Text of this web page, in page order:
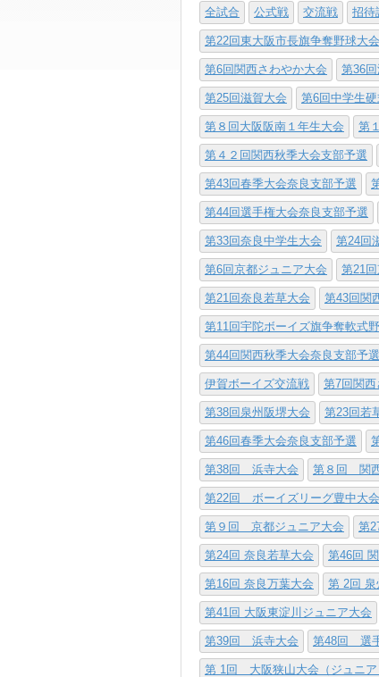
全試合 公式戦 交流戦 招待
第22回東大阪市長旗争奪野球大会
第6回関西さわやか大会 第36
第25回滋賀大会 第6回中学生
第８回大阪阪南１年生大会 第
第４２回関西秋季大会支部予選
第43回春季大会奈良支部予選
第44回選手権大会奈良支部予選
第33回奈良中学生大会 第24回
第6回京都ジュニア大会 第21
第21回奈良若草大会 第43回関
第11回宇陀ボーイズ旗争奪軟式
第44回関西秋季大会奈良支部予選
伊賀ボーイズ交流戦 第7回関
第38回泉州阪堺大会 第23回若
第46回春季大会奈良支部予選
第38回 浜寺大会 第８回 関
第22回 ボーイズリーグ豊中大会
第９回 京都ジュニア大会 第
第24回 奈良若草大会 第46回
第16回 奈良万葉大会 第 2回 泉
第41回 大阪東淀川ジュニア大会
第39回 浜寺大会 第48回 選
第 1回 大阪狭山大会（ジュニア